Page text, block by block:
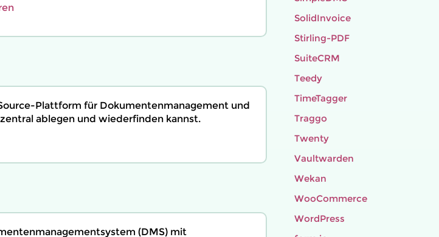
Plattform für Dokumentenmanagement und
ablegen und wiederfinden kannst.
(DMS) mit
SolidInvoice
Stirling-PDF
SuiteCRM
Teedy
TimeTagger
Traggo
Twenty
Vaultwarden
Wekan
WooCommerce
WordPress